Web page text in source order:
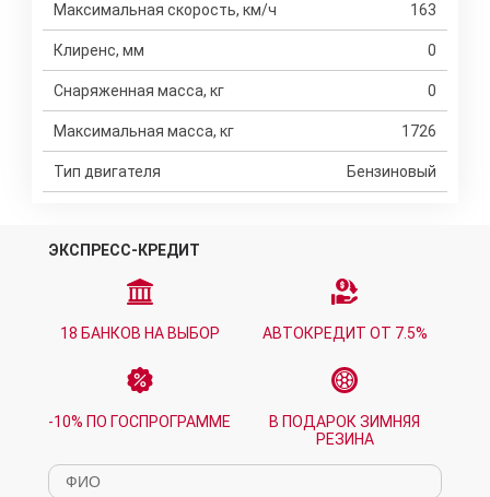
Максимальная скорость, км/ч 163
Клиренс, мм 0
Снаряженная масса, кг 0
Максимальная масса, кг 1726
Тип двигателя Бензиновый
ЭКСПРЕСС-КРЕДИТ
18 БАНКОВ НА ВЫБОР АВТОКРЕДИТ ОТ 7.5%
-10% ПО ГОСПРОГРАММЕ
В ПОДАРОК ЗИМНЯЯ
РЕЗИНА